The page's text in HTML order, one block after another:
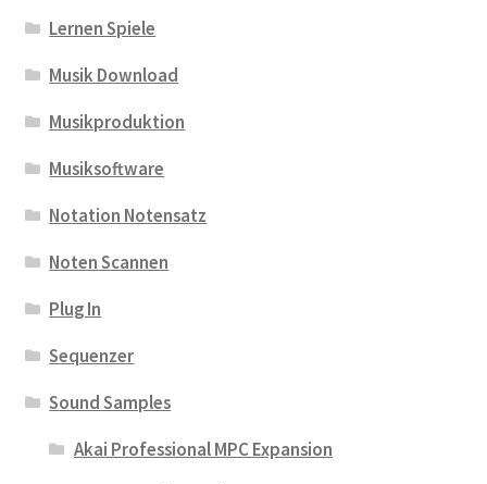
Lernen Spiele
Musik Download
Musikproduktion
Musiksoftware
Notation Notensatz
Noten Scannen
Plug In
Sequenzer
Sound Samples
Akai Professional MPC Expansion